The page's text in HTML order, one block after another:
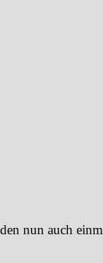
nun auch